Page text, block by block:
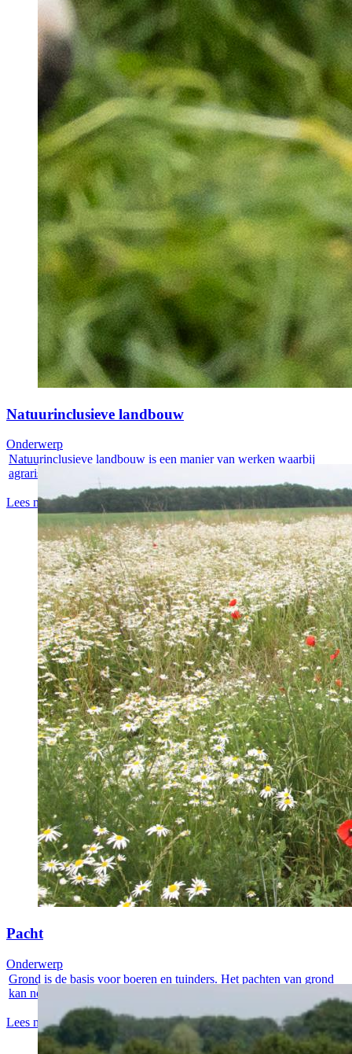
Natuurinclusieve landbouw
Natuurinclusieve landbouw is een manier van werken waarbij
agrarische...
Lees meer
Onderwerp
Pacht
Grond is de basis voor boeren en tuinders. Het pachten van grond
kan noodzaak...
Lees meer
Onderwerp